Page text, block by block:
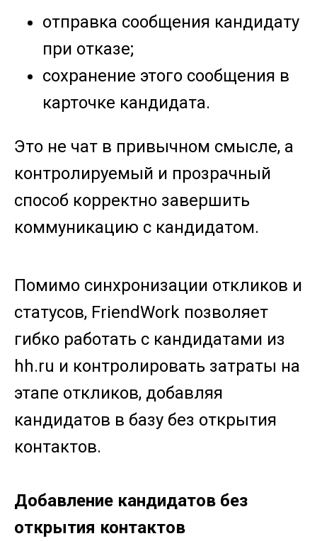
отправка сообщения кандидату
при отказе;
сохранение этого сообщения в
карточке кандидата.
Это не чат в привычном смысле, а
контролируемый и прозрачный
способ корректно завершить
коммуникацию с кандидатом.
Помимо синхронизации откликов и
статусов, FriendWork позволяет
гибко работать с кандидатами из
hh.ru и контролировать затраты на
этапе откликов, добавляя
кандидатов в базу без открытия
контактов.
Добавление кандидатов без
открытия контактов